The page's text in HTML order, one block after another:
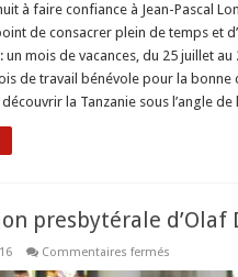
à faire confiance à Jean-Pascal
de consacrer plein de temps et
un mois de vacances, du 25 juillet au
de travail bénévole pour la bonne
découvrir la Tanzanie sous l’angle
presbytérale d’Olaf
Commentaires fermés